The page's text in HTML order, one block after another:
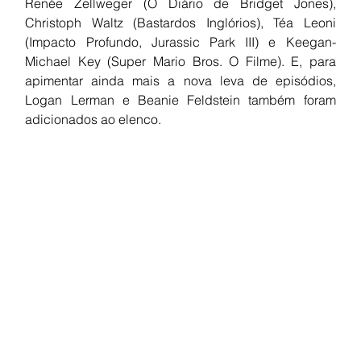
Christoph Waltz (Bastardos Inglórios), Téa Leoni
(Impacto Profundo, Jurassic Park III) e Keegan-
Michael Key (Super Mario Bros. O Filme). E, para
apimentar ainda mais a nova leva de episódios,
Logan Lerman e Beanie Feldstein também foram
adicionados ao elenco.